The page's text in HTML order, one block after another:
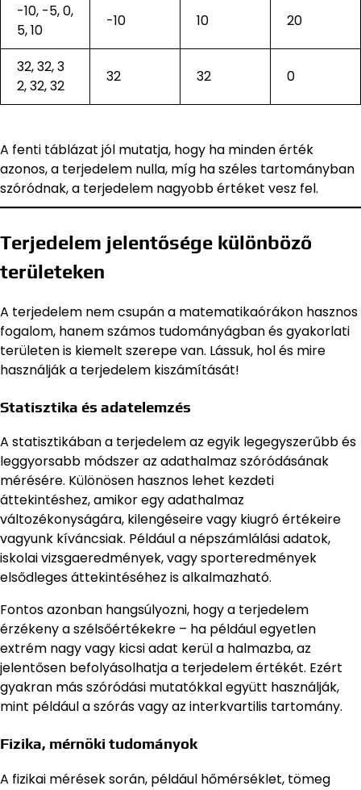
-10, -5, 0,
5, 10
-10 10 20
32, 32, 3
2, 32, 32
32 32 0
A fenti táblázat jól mutatja, hogy ha minden érték
azonos, a terjedelem nulla, míg ha széles tartományban
szóródnak, a terjedelem nagyobb értéket vesz fel.
Terjedelem jelentősége különböző
területeken
A terjedelem nem csupán a matematikaórákon hasznos
fogalom, hanem számos tudományágban és gyakorlati
területen is kiemelt szerepe van. Lássuk, hol és mire
használják a terjedelem kiszámítását!
Statisztika és adatelemzés
A statisztikában a terjedelem az egyik legegyszerűbb és
leggyorsabb módszer az adathalmaz szóródásának
mérésére. Különösen hasznos lehet kezdeti
áttekintéshez, amikor egy adathalmaz
változékonyságára, kilengéseire vagy kiugró értékeire
vagyunk kíváncsiak. Például a népszámlálási adatok,
iskolai vizsgaeredmények, vagy sporteredmények
elsődleges áttekintéséhez is alkalmazható.
Fontos azonban hangsúlyozni, hogy a terjedelem
érzékeny a szélsőértékekre – ha például egyetlen
extrém nagy vagy kicsi adat kerül a halmazba, az
jelentősen befolyásolhatja a terjedelem értékét. Ezért
gyakran más szóródási mutatókkal együtt használják,
mint például a szórás vagy az interkvartilis tartomány.
Fizika, mérnöki tudományok
A fizikai mérések során, például hőmérséklet, tömeg